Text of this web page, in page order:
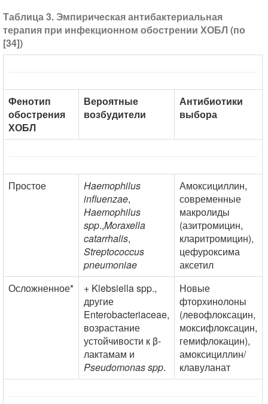
Таблица 3. Эмпирическая антибактериальная
терапия при инфекционном обострении ХОБЛ (по
[34])
Фенотип
обострения
ХОБЛ
Вероятные
возбудители
Антибиотики
выбора
Простое
Haemophilus
influenzae,
Haemophilus
spp.,Moraxella
catarrhalis,
Streptococcus
pneumoniae
Амоксициллин,
современные
макролиды
(азитромицин,
кларитромицин),
цефуроксима
аксетил
Осложненное*
+ Klebsiella spp.,
другие
Enterobacteriaceae,
возрастание
устойчивости к β-
лактамам и
Pseudomonas spp.
Новые
фторхинолоны
(левофлоксацин,
моксифлоксацин,
гемифлокацин),
амоксициллин/
клавуланат